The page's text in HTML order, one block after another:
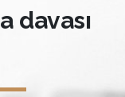
davası